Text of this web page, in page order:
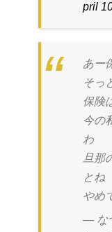
pril
あー
そっ
保険
今の
わ
旦那
とね
やめ
— な